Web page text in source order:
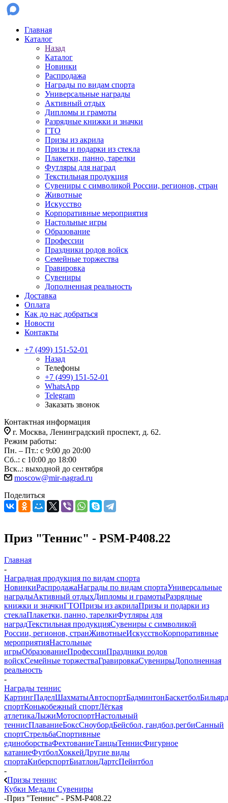
Главная
Каталог
Назад
Каталог
Новинки
Распродажа
Награды по видам спорта
Универсальные награды
Активный отдых
Дипломы и грамоты
Разрядные книжки и значки
ГТО
Призы из акрила
Призы и подарки из стекла
Плакетки, панно, тарелки
Футляры для наград
Текстильная продукция
Сувениры с символикой России, регионов, стран
Животные
Искусство
Корпоративные мероприятия
Настольные игры
Образование
Профессии
Праздники родов войск
Семейные торжества
Гравировка
Сувениры
Дополненная реальность
Доставка
Оплата
Как до нас добраться
Новости
Контакты
+7 (499) 151-52-01
Назад
Телефоны
+7 (499) 151-52-01
WhatsApp
Telegram
Заказать звонок
Контактная информация
г. Москва, Ленинградский проспект, д. 62.
Режим работы:
Пн. – Пт.: с 9:00 до 20:00
Сб..: с 10:00 до 18:00
Вск..: выходной до сентября
moscow@mir-nagrad.ru
Поделиться
Приз "Теннис" - PSM-P408.22
Главная
-
Наградная продукция по видам спорта
НовинкиРаспродажаНаграды по видам спортаУниверсальные
наградыАктивный отдыхДипломы и грамотыРазрядные
книжки и значкиГТОПризы из акрилаПризы и подарки из
стеклаПлакетки, панно, тарелкиФутляры для
наградТекстильная продукцияСувениры с символикой
России, регионов, странЖивотныеИскусствоКорпоративные
мероприятияНастольные
игрыОбразованиеПрофессииПраздники родов
войскСемейные торжестваГравировкаСувенирыДополненная
реальность
-
Награды теннис
КартингПаделШахматыАвтоспортБадминтонБаскетболБильярд
спортКонькобежный спортЛёгкая
атлетикаЛыжиМотоспортНастольный
теннисПлаваниеБоксСноубордБейсбол, гандбол,регбиСанный
спортСтрельбаСпортивные
единоборстваФехтованиеТанцыТеннисФигурное
катаниеФутболХоккейДругие виды
спортаКиберспортБиатлонДартсПейнтбол
-
Призы теннис
Кубки Медали Сувениры
-Приз "Теннис" - PSM-P408.22